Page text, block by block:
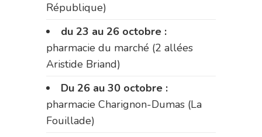
République)
du 23 au 26 octobre :
pharmacie du marché (2 allées
Aristide Briand)
Du 26 au 30 octobre :
pharmacie Charignon-Dumas (La
Fouillade)